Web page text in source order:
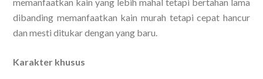
dibanding memanfaatkan kain murah tetapi cepat hancur
dan mesti ditukar dengan yang baru.
Karakter khusus